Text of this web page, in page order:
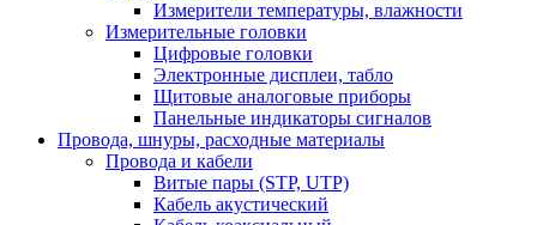
Измерители температуры, влажности
Измерительные головки
Цифровые головки
Электронные дисплеи, табло
Щитовые аналоговые приборы
Панельные индикаторы сигналов
Провода, шнуры, расходные материалы
Провода и кабели
Витые пары (STP, UTP)
Кабель акустический